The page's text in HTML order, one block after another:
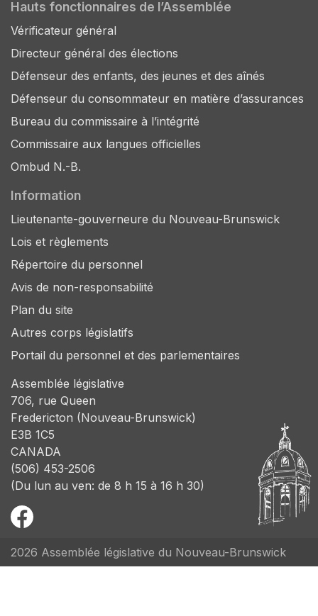
Hauts fonctionnaires de l’Assemblée
Vérificateur général
Directeur général des élections
Défenseur des enfants, des jeunes et des aînés
Défenseur du consommateur en matière d’assurances
Bureau du commissaire à l’intégrité
Commissaire aux langues officielles
Ombud N.-B.
Information
Lieutenante-gouverneure du Nouveau-Brunswick
Lois et règlements
Répertoire du personnel
Avis de non-responsabilité
Plan du site
Autres corps législatifs
Portail du personnel et des parlementaires
Assemblée législative
706, rue Queen
Fredericton (Nouveau-Brunswick)
E3B 1C5
CANADA
(506) 453-2506
(Du lun au ven: de 8 h 15 à 16 h 30)
2026 Assemblée législative du Nouveau-Brunswick